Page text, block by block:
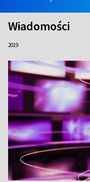
Wiadomości
2019